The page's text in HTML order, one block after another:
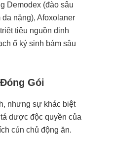
Demodex (đào sâu
nặng), Afoxolaner
tiêu nguồn dinh
ổ ký sinh bám sâu
Gói
nhưng sự khác biệt
dược độc quyền của
cún chủ động ăn.